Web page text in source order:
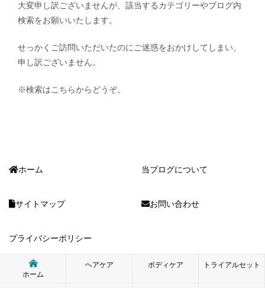
大変申し訳ございませんが、該当するカテゴリーやブログ内
検索をお願いいたします。
せっかくご訪問いただいたのにご迷惑をおかけしてしまい、
申し訳ございません。
※検索はこちらからどうぞ。
ホーム 当ブログについて
サイトマップ お問い合わせ
プライバシーポリシー
ホーム
ヘアケア ボディケア トライアルセット